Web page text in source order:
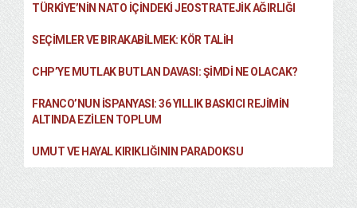
TÜRKIYE’NIN NATO İÇINDEKI JEOSTRATEJIK AĞIRLIĞI
SEÇIMLER VE BIRAKABILMEK: KÖR TALIH
CHP’YE MUTLAK BUTLAN DAVASI: ŞİMDİ NE OLACAK?
FRANCO’NUN İSPANYASI: 36 YILLIK BASKICI REJIMIN
ALTINDA EZILEN TOPLUM
UMUT VE HAYAL KIRIKLIĞININ PARADOKSU